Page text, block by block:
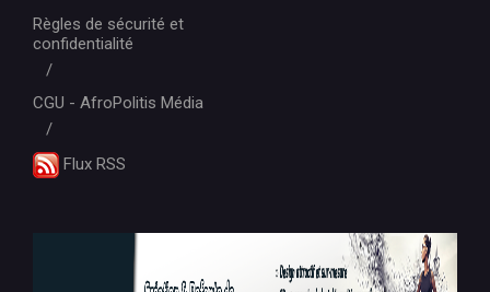
Règles de sécurité et
confidentialité
CGU - AfroPolitis Média
Flux RSS